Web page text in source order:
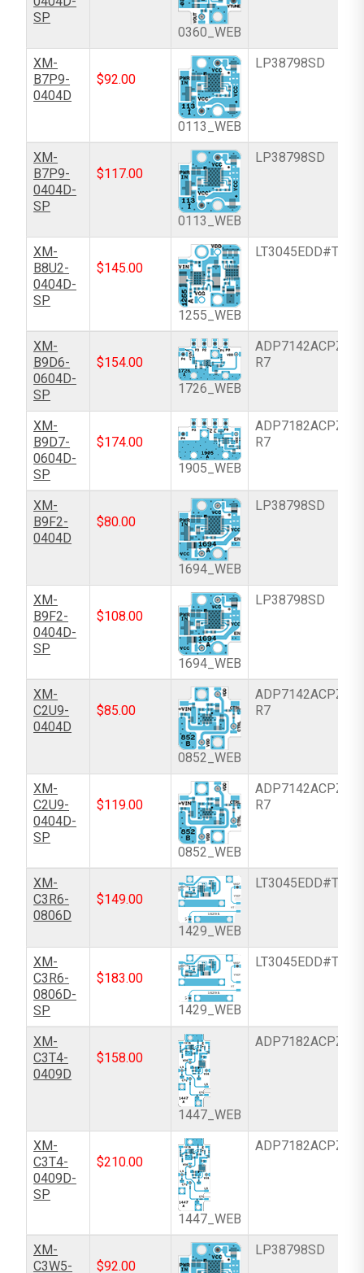
SP
0360_WEB
XM-
B7P9-
0404D
$92.00
0113_WEB
LP38798SD
XM-
B7P9-
0404D-
SP
$117.00
0113_WEB
LP38798SD
XM-
B8U2-
0404D-
SP
$145.00
1255_WEB
XM-
B9D6-
0604D-
SP
$154.00
1726_WEB
ADP7142ACPZN-
R7
XM-
B9D7-
0604D-
SP
$174.00
1905_WEB
ADP7182ACPZN-
R7
XM-
B9F2-
0404D
$80.00
1694_WEB
LP38798SD
XM-
B9F2-
0404D-
SP
$108.00
1694_WEB
LP38798SD
XM-
C2U9-
0404D
$85.00
0852_WEB
ADP7142ACPZN-
R7
XM-
C2U9-
0404D-
SP
$119.00
0852_WEB
ADP7142ACPZN-
R7
XM-
C3R6-
0806D
$149.00
1429_WEB
XM-
C3R6-
0806D-
SP
$183.00
1429_WEB
XM-
C3T4-
0409D
$158.00
1447_WEB
ADP7182ACPZ-R7
XM-
C3T4-
0409D-
SP
$210.00
1447_WEB
ADP7182ACPZ-R7
XM-
C3W5-
$92.00
LP38798SD